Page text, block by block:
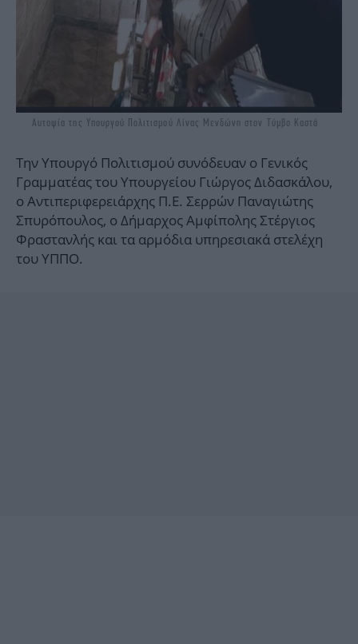
Αυτοψία της Υπουργού Πολιτισμού Λίνας Μενδώνη στον Τύμβο Καστά
Την Υπουργό Πολιτισμού συνόδευαν ο Γενικός
Γραμματέας του Υπουργείου Γιώργος Διδασκάλου,
ο Αντιπεριφερειάρχης Π.Ε. Σερρών Παναγιώτης
Σπυρόπουλος, ο Δήμαρχος Αμφίπολης Στέργιος
Φραστανλής και τα αρμόδια υπηρεσιακά στελέχη
του ΥΠΠΟ.